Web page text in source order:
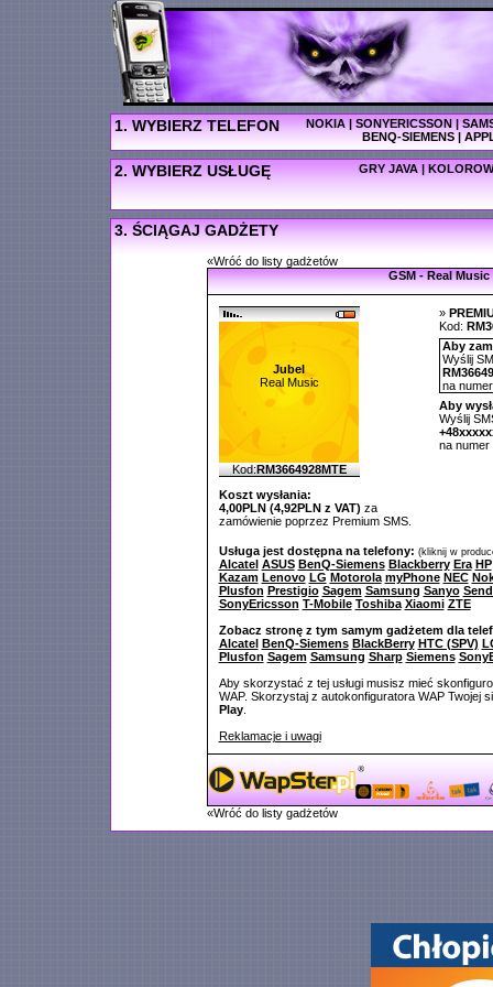
1. WYBIERZ TELEFON NOKIA|SONYERICSSON|
BENQ-SIEMENS|
2. WYBIERZ USŁUGĘ GRY JAVA |
3. ŚCIĄGAJ GADŻETY
«Wróć do listy gadżetów
GSM - Real Music
Jubel
Real Music
Kod:RM3664928MTE
Koszt wysłania:
4,00PLN (4,92PLN z VAT) za
zamówienie poprzez Premium SMS.
»
Kod:
Aby
Wyślij
na
Aby
Wyślij
na numer
Usługa jest dostępna na telefony: (kliknij w
Alcatel ASUS BenQ-Siemens Blackberry Era HP
Kazam Lenovo LG Motorola myPhone NEC
Plusfon Prestigio Sagem Samsung Sanyo
SonyEricsson T-Mobile Toshiba Xiaomi ZTE
Zobacz stronę z tym samym gadżetem dla
Alcatel BenQ-Siemens BlackBerry HTC (SPV)
Plusfon Sagem Samsung Sharp Siemens
Aby skorzystać z tej usługi musisz mieć
WAP. Skorzystaj z autokonfiguratora WAP Twojej
Play.
Reklamacje i uwagi
«Wróć do listy gadżetów